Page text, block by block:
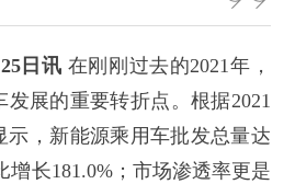
日讯 在刚刚过去的2021年，
展的重要转折点。根据2021
示，新能源乘用车批发总量达
增长181.0%；市场渗透率更是